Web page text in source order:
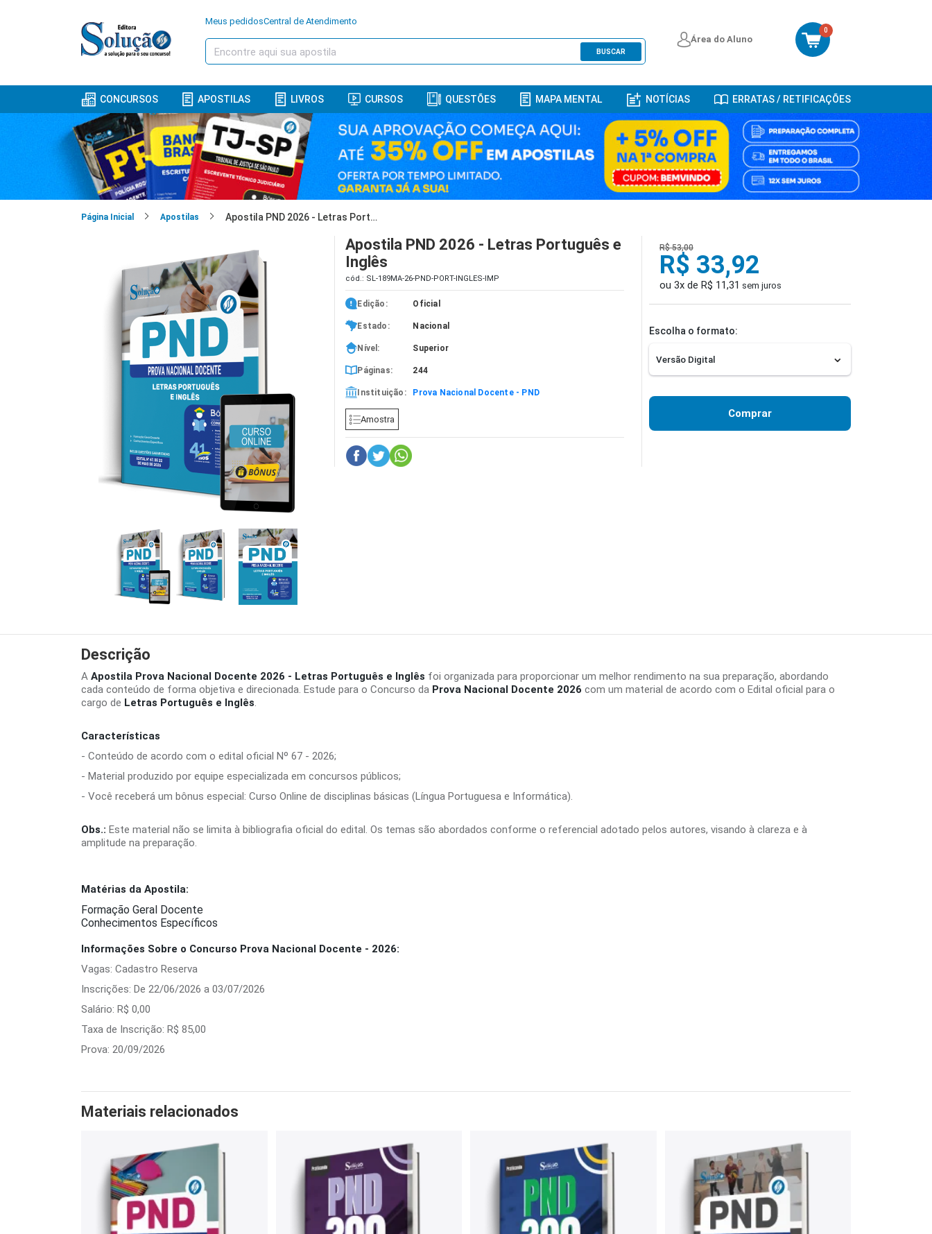
Meus pedidosCentral de Atendimento
BUSCAR
Área do Aluno
0
CONCURSOS APOSTILAS LIVROS CURSOS QUESTÕES MAPA MENTAL NOTÍCIAS ERRATAS / RETIFICAÇÕES
Página Inicial Apostilas Apostila PND 2026 - Letras Português e Inglês
Apostila PND 2026 - Letras Português e
Inglês
cód.: SL-189MA-26-PND-PORT-INGLES-IMP
Edição: Oficial
Estado: Nacional
Nível: Superior
Páginas: 244
Instituição: Prova Nacional Docente - PND
Amostra
R$ 53,00
R$ 33,92
ou 3x de R$ 11,31 sem juros
Escolha o formato:
Comprar
Descrição
A Apostila Prova Nacional Docente 2026 - Letras Português e Inglês foi organizada para proporcionar um melhor rendimento na sua preparação, abordando
cada conteúdo de forma objetiva e direcionada. Estude para o Concurso da Prova Nacional Docente 2026 com um material de acordo com o Edital oficial para o
cargo de Letras Português e Inglês.
Características
- Conteúdo de acordo com o edital oficial Nº 67 - 2026;
- Material produzido por equipe especializada em concursos públicos;
- Você receberá um bônus especial: Curso Online de disciplinas básicas (Língua Portuguesa e Informática).
Obs.: Este material não se limita à bibliografia oficial do edital. Os temas são abordados conforme o referencial adotado pelos autores, visando à clareza e à
amplitude na preparação.
Matérias da Apostila:
Formação Geral Docente
Conhecimentos Específicos
Informações Sobre o Concurso Prova Nacional Docente - 2026:
Vagas: Cadastro Reserva
Inscrições: De 22/06/2026 a 03/07/2026
Salário: R$ 0,00
Taxa de Inscrição: R$ 85,00
Prova: 20/09/2026
Materiais relacionados